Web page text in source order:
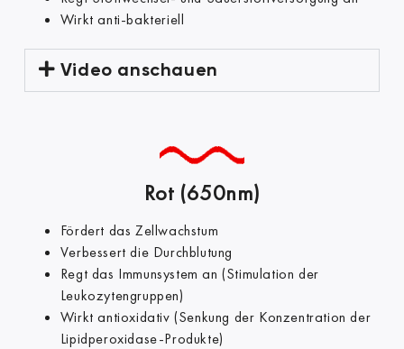
Wirkt anti-bakteriell ​
Video anschauen
Rot (650nm)
Fördert das Zellwachstum
Verbessert die Durchblutung
Regt das Immunsystem an (Stimulation der
Leukozytengruppen)
Wirkt antioxidativ (Senkung der Konzentration der
Lipidperoxidase-Produkte)​